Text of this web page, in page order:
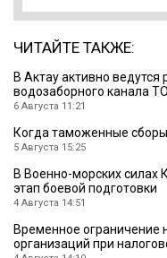
ЧИТАЙТЕ ТАКЖЕ:
В Актау активно
водозаборного канала
6 Августа 11:21
Когда таможенные
5 Августа 15:25
В Военно-морских силах
этап боевой подготовки
4 Августа 14:51
Временное ограничение
организаций при